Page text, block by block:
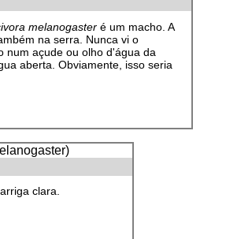
melanogaster é um macho. A
na serra. Nunca vi o
num açude ou olho d'água da
aberta. Obviamente, isso seria
clara.